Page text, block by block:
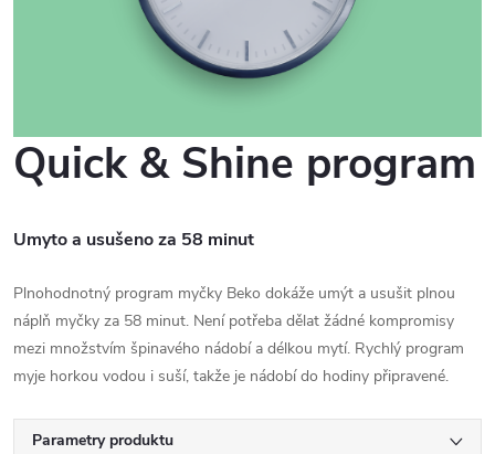
Quick & Shine program
Umyto a usušeno za 58 minut
Plnohodnotný program myčky Beko dokáže umýt a usušit plnou
náplň myčky za 58 minut. Není potřeba dělat žádné kompromisy
mezi množstvím špinavého nádobí a délkou mytí. Rychlý program
myje horkou vodou i suší, takže je nádobí do hodiny připravené.
Parametry produktu